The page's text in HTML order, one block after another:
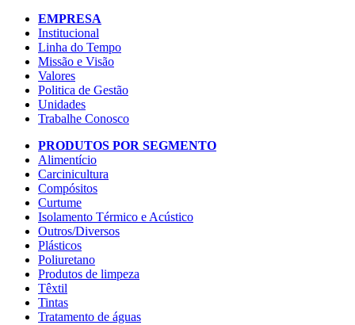
EMPRESA
Institucional
Linha do Tempo
Missão e Visão
Valores
Politica de Gestão
Unidades
Trabalhe Conosco
PRODUTOS POR SEGMENTO
Alimentício
Carcinicultura
Compósitos
Curtume
Isolamento Térmico e Acústico
Outros/Diversos
Plásticos
Poliuretano
Produtos de limpeza
Têxtil
Tintas
Tratamento de águas